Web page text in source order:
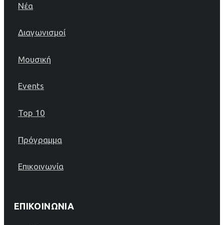
Νέα
Διαγωνισμοί
Μουσική
Events
Top 10
Πρόγραμμα
Επικοινωνία
ΕΠΙΚΟΙΝΩΝΊΑ